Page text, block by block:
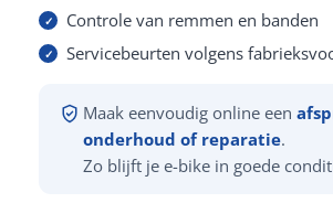
Controle van remmen en banden
Servicebeurten volgens
Maak eenvoudig online een
onderhoud of reparatie.
Zo blijft je e-bike in goede